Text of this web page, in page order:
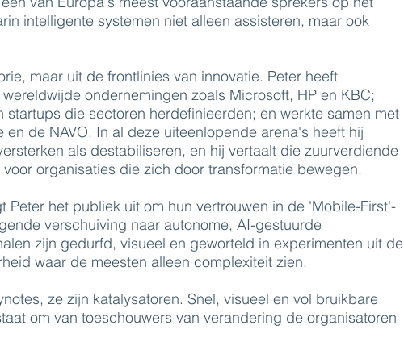
intelligente systemen niet alleen assisteren, maar ook
maar uit de frontlinies van innovatie. Peter heeft
ondernemingen zoals Microsoft, HP en KBC;
die sectoren herdefinieerden; en werkte samen met
de NAVO. In al deze uiteenlopende arena's heeft hij
als destabiliseren, en hij vertaalt die zuurverdiende
organisaties die zich door transformatie bewegen.
Peter het publiek uit om hun vertrouwen in de 'Mobile-First'-
verschuiving naar autonome, AI-gestuurde
zijn gedurfd, visueel en geworteld in experimenten uit de
waar de meesten alleen complexiteit zien.
ze zijn katalysatoren. Snel, visueel en vol bruikbare
om van toeschouwers van verandering de organisatoren